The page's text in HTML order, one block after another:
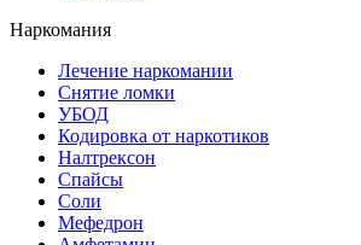
Наркомания
Лечение наркомании
Снятие ломки
УБОД
Кодировка от наркотиков
Налтрексон
Спайсы
Соли
Мефедрон